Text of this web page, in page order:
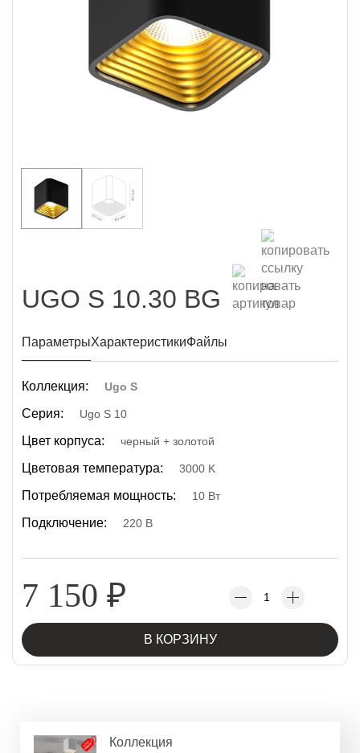
UGO S 10.30 BG
ПараметрыХарактеристикиФайлы
Коллекция: Ugo S
Серия: Ugo S 10
Цвет корпуса: черный + золотой
Цветовая температура: 3000 K
Потребляемая мощность: 10 Вт
Подключение: 220 В
7 150 ₽
В КОРЗИНУ
Коллекция